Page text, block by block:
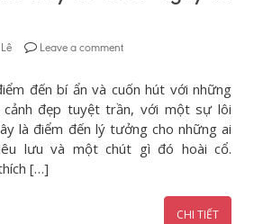
Leave a comment
đến bí ẩn và cuốn hút với những
cảnh đẹp tuyệt trần, với một sự lôi
là điểm đến lý tưởng cho những ai
lưu và một chút gì đó hoài cổ.
[…]
CHI TIẾT